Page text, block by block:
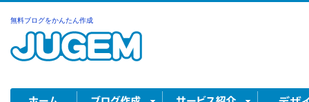
無料ブログをかんたん作成